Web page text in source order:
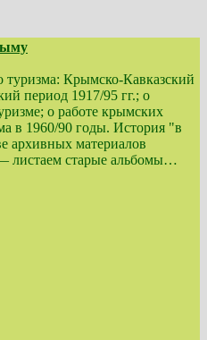
Крымско-Кавказский
период 1917/95 гг.; о
о работе крымских
в 1960/90 годы. История "в
архивных материалов
листаем старые альбомы…